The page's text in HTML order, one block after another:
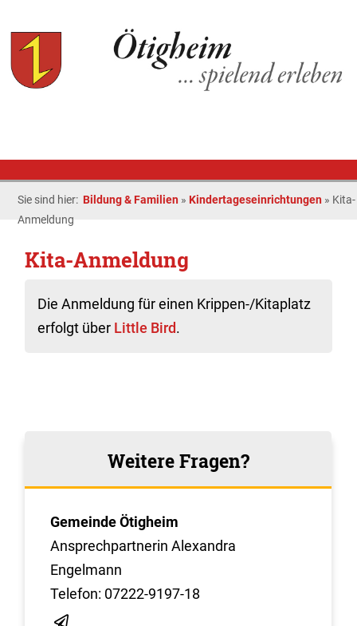
Sie sind hier: Bildung & Familien » Kindertageseinrichtungen » Kita-
Anmeldung
Kita-Anmeldung
Die Anmeldung für einen Krippen-/Kitaplatz
erfolgt über Little Bird.
Weitere Fragen?
Gemeinde Ötigheim
Ansprechpartnerin Alexandra
Engelmann
Telefon: 07222-9197-18